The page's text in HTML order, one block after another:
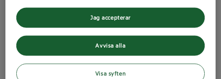
Avvisa alla
Jag accepterar
Visa syften